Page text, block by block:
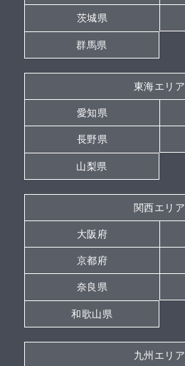
茨城県
群馬県
東海エリア
愛知県
長野県
山梨県
関西エリア
大阪府
京都府
奈良県
和歌山県
九州エリア